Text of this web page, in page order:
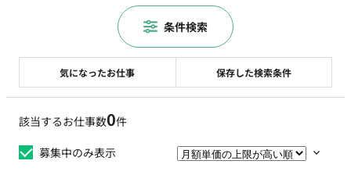
該当するお仕事数0件
募集中のみ表示
気になったお仕事 保存した検索条件
条件検索